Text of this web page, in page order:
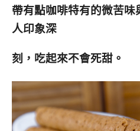
帶有點咖啡特有的微苦
人印象深
刻，吃起來不會死甜。